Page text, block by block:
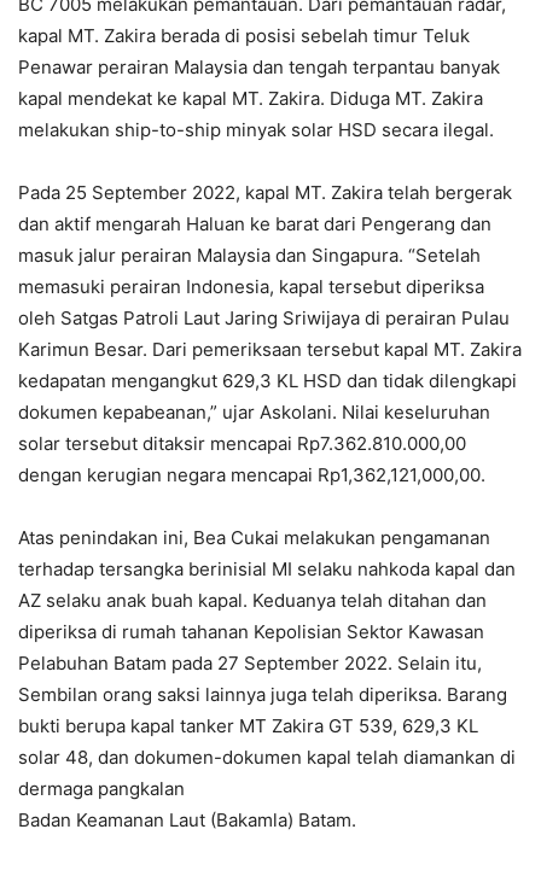
kapal MT. Zakira berada di posisi sebelah timur Teluk
Penawar perairan Malaysia dan tengah terpantau banyak
kapal mendekat ke kapal MT. Zakira. Diduga MT. Zakira
melakukan ship-to-ship minyak solar HSD secara ilegal.
Pada 25 September 2022, kapal MT. Zakira telah bergerak
dan aktif mengarah Haluan ke barat dari Pengerang dan
masuk jalur perairan Malaysia dan Singapura. “Setelah
memasuki perairan Indonesia, kapal tersebut diperiksa
oleh Satgas Patroli Laut Jaring Sriwijaya di perairan Pulau
Karimun Besar. Dari pemeriksaan tersebut kapal MT. Zakira
kedapatan mengangkut 629,3 KL HSD dan tidak dilengkapi
dokumen kepabeanan,” ujar Askolani. Nilai keseluruhan
solar tersebut ditaksir mencapai Rp7.362.810.000,00
dengan kerugian negara mencapai Rp1,362,121,000,00.
Atas penindakan ini, Bea Cukai melakukan pengamanan
terhadap tersangka berinisial MI selaku nahkoda kapal dan
AZ selaku anak buah kapal. Keduanya telah ditahan dan
diperiksa di rumah tahanan Kepolisian Sektor Kawasan
Pelabuhan Batam pada 27 September 2022. Selain itu,
Sembilan orang saksi lainnya juga telah diperiksa. Barang
bukti berupa kapal tanker MT Zakira GT 539, 629,3 KL
solar 48, dan dokumen-dokumen kapal telah diamankan di
dermaga pangkalan
Badan Keamanan Laut (Bakamla) Batam.